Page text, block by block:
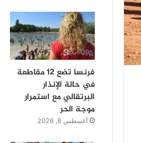
فرنسا تضع 12 مقاطعة
في حالة الإنذار
البرتقالي مع استمرار
موجة الحر
أغسطس 8, 2026